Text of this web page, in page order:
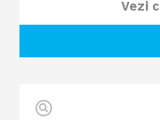
Vezi
cod dinamic